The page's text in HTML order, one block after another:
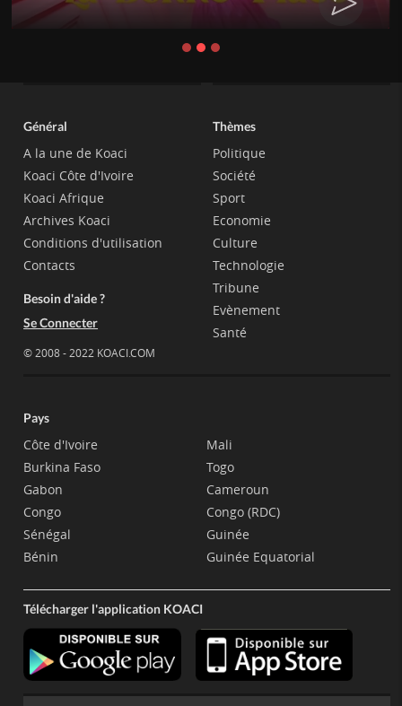
Général
A la une de Koaci
Koaci Côte d'Ivoire
Koaci Afrique
Archives Koaci
Conditions d'utilisation
Contacts
Besoin d'aide ?
Se Connecter
© 2008 - 2022 KOACI.COM
Thèmes
Politique
Société
Sport
Economie
Culture
Technologie
Tribune
Evènement
Santé
Pays
Côte d'Ivoire
Burkina Faso
Gabon
Congo
Sénégal
Bénin
Mali
Togo
Cameroun
Congo (RDC)
Guinée
Guinée Equatorial
Télécharger l'application KOACI